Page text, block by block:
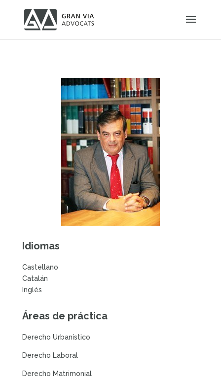
Idiomas
Castellano
Catalán
Inglés
Áreas de práctica
Derecho Urbanístico
Derecho Laboral
Derecho Matrimonial